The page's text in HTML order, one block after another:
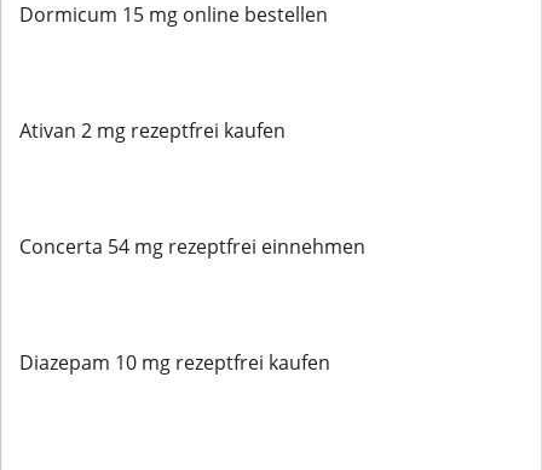
Dormicum 15 mg online bestellen
Ativan 2 mg rezeptfrei kaufen
Concerta 54 mg rezeptfrei einnehmen
Diazepam 10 mg rezeptfrei kaufen